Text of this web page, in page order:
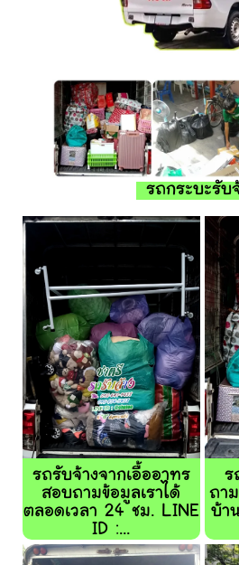
รถกระบะรับ
รถรับจ้างจากเอื้ออาทร
สอบถามข้อมูลเราได้
ตลอดเวลา 24 ชม. LINE
ID :...
ร
ถา
บ้า